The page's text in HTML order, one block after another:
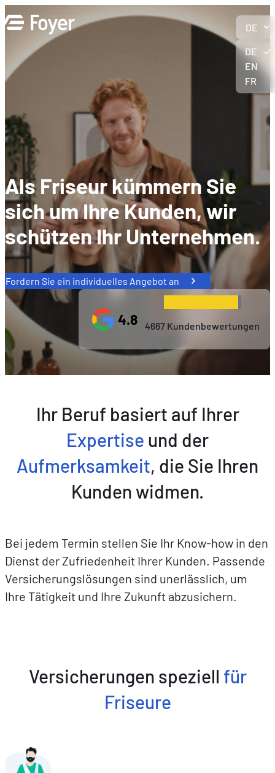
Inhalt
DE
DE
EN
FR
Als Friseur kümmern Sie
sich um Ihre Kunden, wir
schützen Ihr Unternehmen.
Fordern Sie ein individuelles Angebot an
4.8 4667 Kundenbewertungen
Ihr Beruf basiert auf Ihrer
Expertise und der
Aufmerksamkeit, die Sie Ihren
Kunden widmen.
Bei jedem Termin stellen Sie Ihr Know-how in den
Dienst der Zufriedenheit Ihrer Kunden. Passende
Versicherungslösungen sind unerlässlich, um
Ihre Tätigkeit und Ihre Zukunft abzusichern.
Versicherungen speziell für
Friseure